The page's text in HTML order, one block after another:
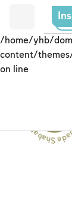
/home/yhb/
content/
on line
Shabat y festividades -